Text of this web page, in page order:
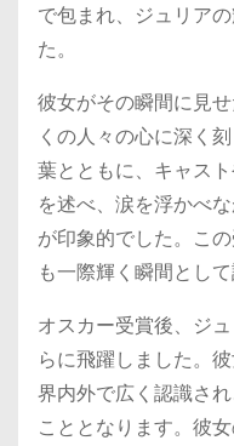
で包まれ、ジュリア
た。
彼女がその瞬間に見
くの人々の心に深く
葉とともに、キャス
を述べ、涙を浮かべ
が印象的でした。こ
も一際輝く瞬間とし
オスカー受賞後、ジ
らに飛躍しました。
界内外で広く認識さ
こととなります。彼